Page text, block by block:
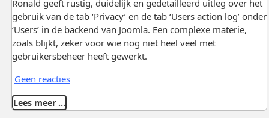
Ronald geeft rustig, duidelijk en gedetailleerd uitleg over het
gebruik van de tab ‘Privacy’ en de tab ‘Users action log’ onder
‘Users’ in de backend van Joomla. Een complexe materie,
zoals blijkt, zeker voor wie nog niet heel veel met
gebruikersbeheer heeft gewerkt.
Geen reacties
Lees meer …